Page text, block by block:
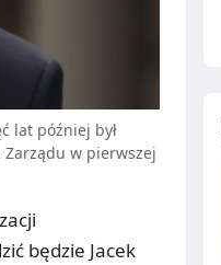
lat później był
Zarządu w pierwszej
będzie Jacek